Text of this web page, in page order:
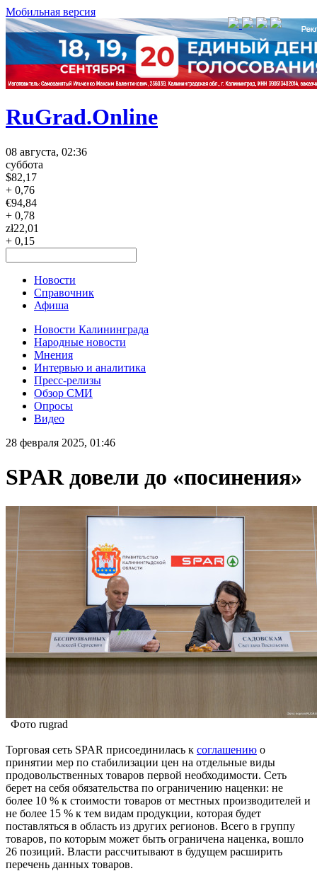
Мобильная версия
RuGrad.Online
08 августа, 02:36
суббота
$82,17
+ 0,76
€94,84
+ 0,78
zł22,01
+ 0,15
Новости
Справочник
Афиша
Новости Калининграда
Народные новости
Мнения
Интервью и аналитика
Пресс-релизы
Обзор СМИ
Опросы
Видео
28 февраля 2025, 01:46
SPAR довели до «посинения»
Фото rugrad
Торговая сеть SPAR присоединилась к соглашению о
принятии мер по стабилизации цен на отдельные виды
продовольственных товаров первой необходимости. Сеть
берет на себя обязательства по ограничению наценки: не
более 10 % к стоимости товаров от местных производителей и
не более 15 % к тем видам продукции, которая будет
поставляться в область из других регионов. Всего в группу
товаров, по которым может быть ограничена наценка, вошло
26 позиций. Власти рассчитывают в будущем расширить
перечень данных товаров.